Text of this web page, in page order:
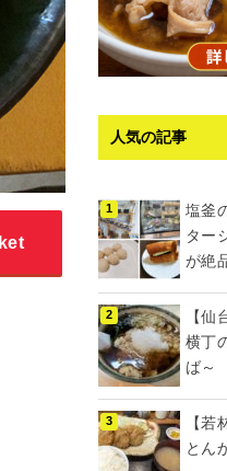
人気の記事
塩釜
ター
が絶
【仙
横丁
ば～
【
とん